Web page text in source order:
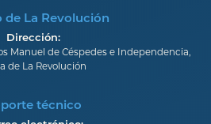
de La Revolución
Dirección:
Manuel de Céspedes e Independencia,
de La Revolución
técnico